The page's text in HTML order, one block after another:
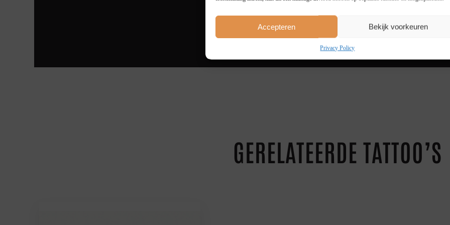
Accepteren Bekijk voorkeuren
Privacy Policy
4 STUKS 20 %
25 %
GERELATEERDE TATTOO’S